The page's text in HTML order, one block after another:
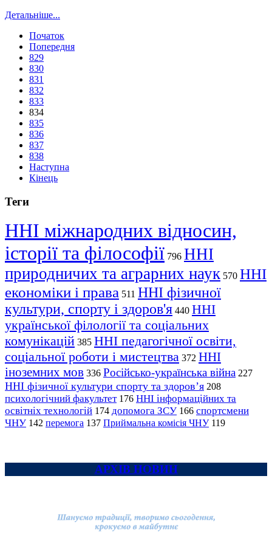
Детальніше...
Початок
Попередня
829
830
831
832
833
834
835
836
837
838
Наступна
Кінець
Теги
ННІ міжнародних відносин,
історії та філософії 796 ННІ
природничих та аграрних наук 570 ННІ
економіки і права 511 ННІ фізичної
культури, спорту і здоров'я 440 ННІ
української філології та соціальних
комунікацій 385 ННІ педагогічної освіти,
соціальної роботи і мистецтва 372 ННІ
іноземних мов 336 Російсько-українська війна 227
ННІ фізичної культури спорту та здоров’я 208
психологічний факультет 176 ННІ інформаційних та
освітніх технологій 174 допомога ЗСУ 166 спортсмени
ЧНУ 142 перемога 137 Приймальна комісія ЧНУ 119
АРХІВ НОВИН